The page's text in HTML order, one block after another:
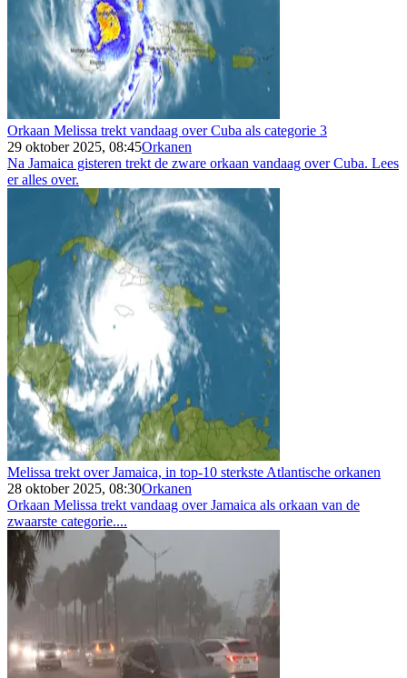
Orkaan Melissa trekt vandaag over Cuba als categorie 3
29 oktober 2025, 08:45Orkanen
Na Jamaica gisteren trekt de zware orkaan vandaag over Cuba. Lees
er alles over.
Melissa trekt over Jamaica, in top-10 sterkste Atlantische orkanen
28 oktober 2025, 08:30Orkanen
Orkaan Melissa trekt vandaag over Jamaica als orkaan van de
zwaarste categorie....